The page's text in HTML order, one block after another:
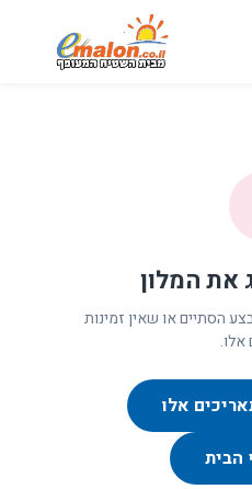
את המלון
הסתיים או שאין זמינות
אלו.
אלו
הבית